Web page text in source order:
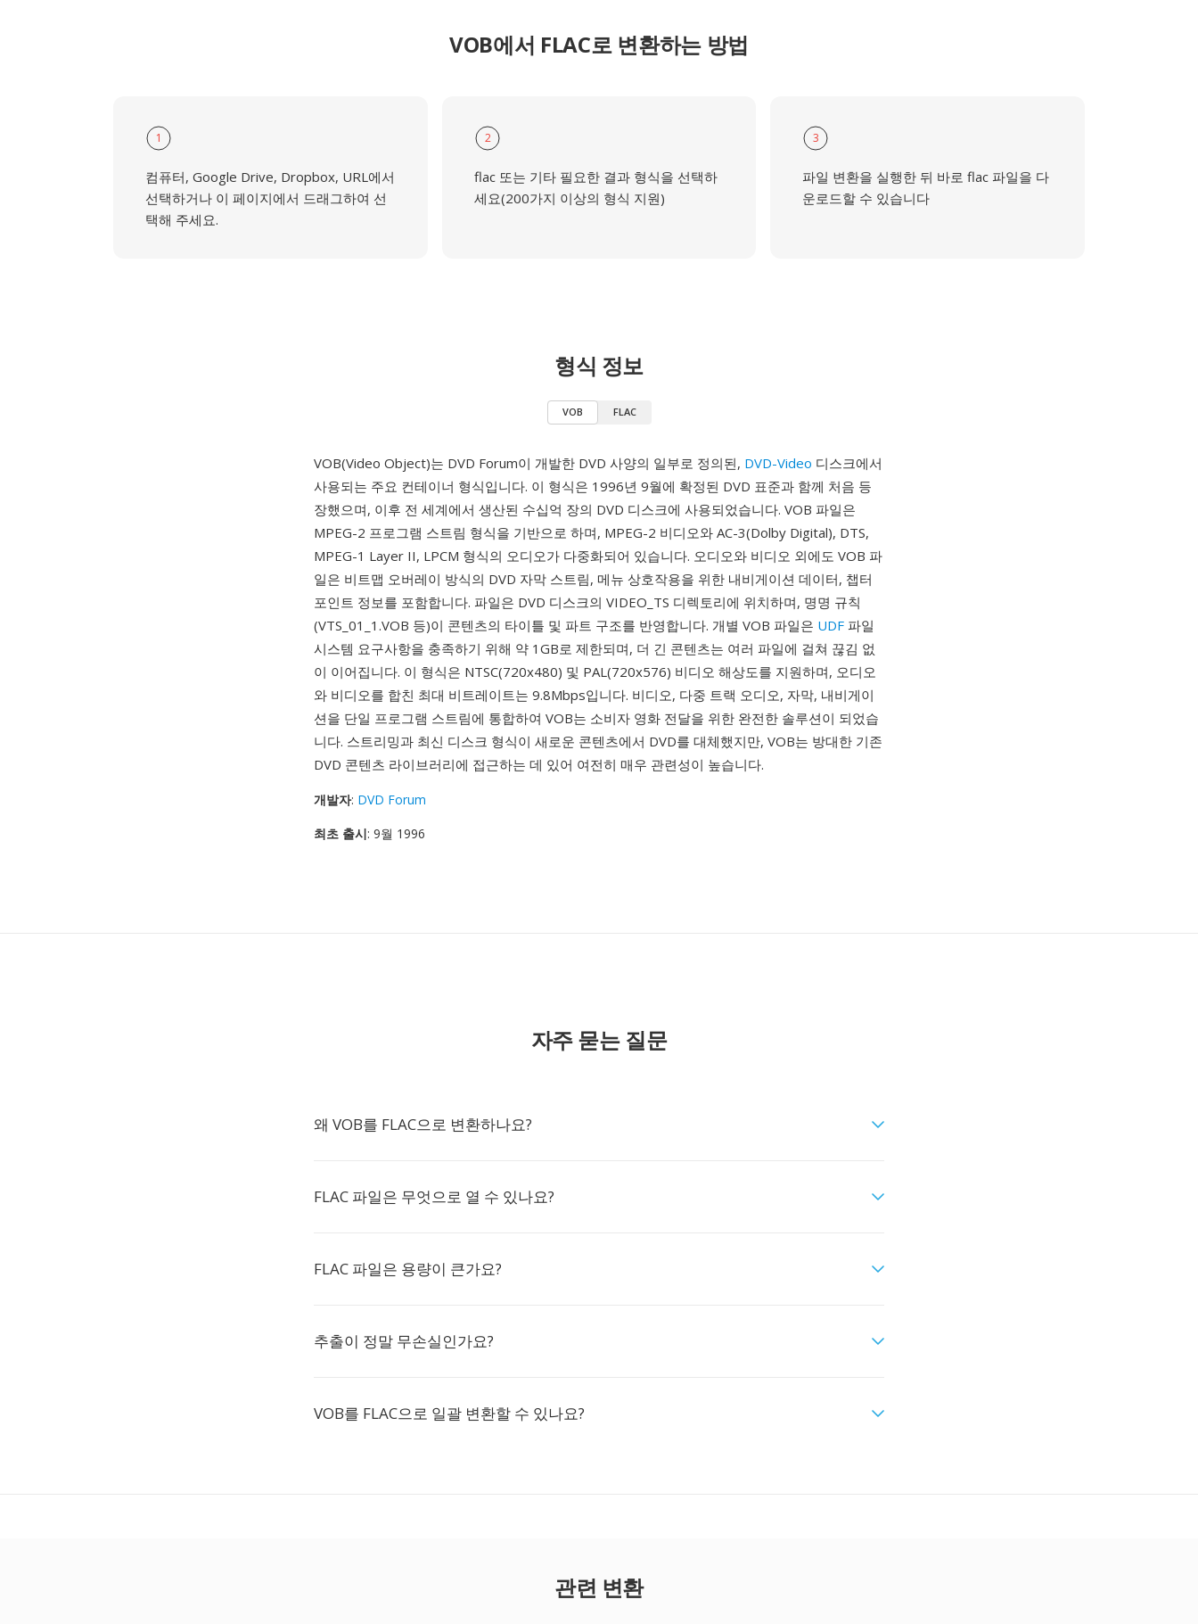
VOB에서 FLAC로 변환하는 방법
1
컴퓨터, Google Drive, Dropbox, URL에서
선택하거나 이 페이지에서 드래그하여 선
택해 주세요.
2
flac 또는 기타 필요한 결과 형식을 선택하
세요(200가지 이상의 형식 지원)
3
파일 변환을 실행한 뒤 바로 flac 파일을 다
운로드할 수 있습니다
형식 정보
VOB FLAC
VOB(Video Object)는 DVD Forum이 개발한 DVD 사양의 일부로 정의된, DVD-Video 디스크에서
사용되는 주요 컨테이너 형식입니다. 이 형식은 1996년 9월에 확정된 DVD 표준과 함께 처음 등
장했으며, 이후 전 세계에서 생산된 수십억 장의 DVD 디스크에 사용되었습니다. VOB 파일은
MPEG-2 프로그램 스트림 형식을 기반으로 하며, MPEG-2 비디오와 AC-3(Dolby Digital), DTS,
MPEG-1 Layer II, LPCM 형식의 오디오가 다중화되어 있습니다. 오디오와 비디오 외에도 VOB 파
일은 비트맵 오버레이 방식의 DVD 자막 스트림, 메뉴 상호작용을 위한 내비게이션 데이터, 챕터
포인트 정보를 포함합니다. 파일은 DVD 디스크의 VIDEO_TS 디렉토리에 위치하며, 명명 규칙
(VTS_01_1.VOB 등)이 콘텐츠의 타이틀 및 파트 구조를 반영합니다. 개별 VOB 파일은 UDF 파일
시스템 요구사항을 충족하기 위해 약 1GB로 제한되며, 더 긴 콘텐츠는 여러 파일에 걸쳐 끊김 없
이 이어집니다. 이 형식은 NTSC(720x480) 및 PAL(720x576) 비디오 해상도를 지원하며, 오디오
와 비디오를 합친 최대 비트레이트는 9.8Mbps입니다. 비디오, 다중 트랙 오디오, 자막, 내비게이
션을 단일 프로그램 스트림에 통합하여 VOB는 소비자 영화 전달을 위한 완전한 솔루션이 되었습
니다. 스트리밍과 최신 디스크 형식이 새로운 콘텐츠에서 DVD를 대체했지만, VOB는 방대한 기존
DVD 콘텐츠 라이브러리에 접근하는 데 있어 여전히 매우 관련성이 높습니다.
개발자: DVD Forum
최초 출시: 9월 1996
자주 묻는 질문
왜 VOB를 FLAC으로 변환하나요?
FLAC 파일은 무엇으로 열 수 있나요?
FLAC 파일은 용량이 큰가요?
추출이 정말 무손실인가요?
VOB를 FLAC으로 일괄 변환할 수 있나요?
관련 변환